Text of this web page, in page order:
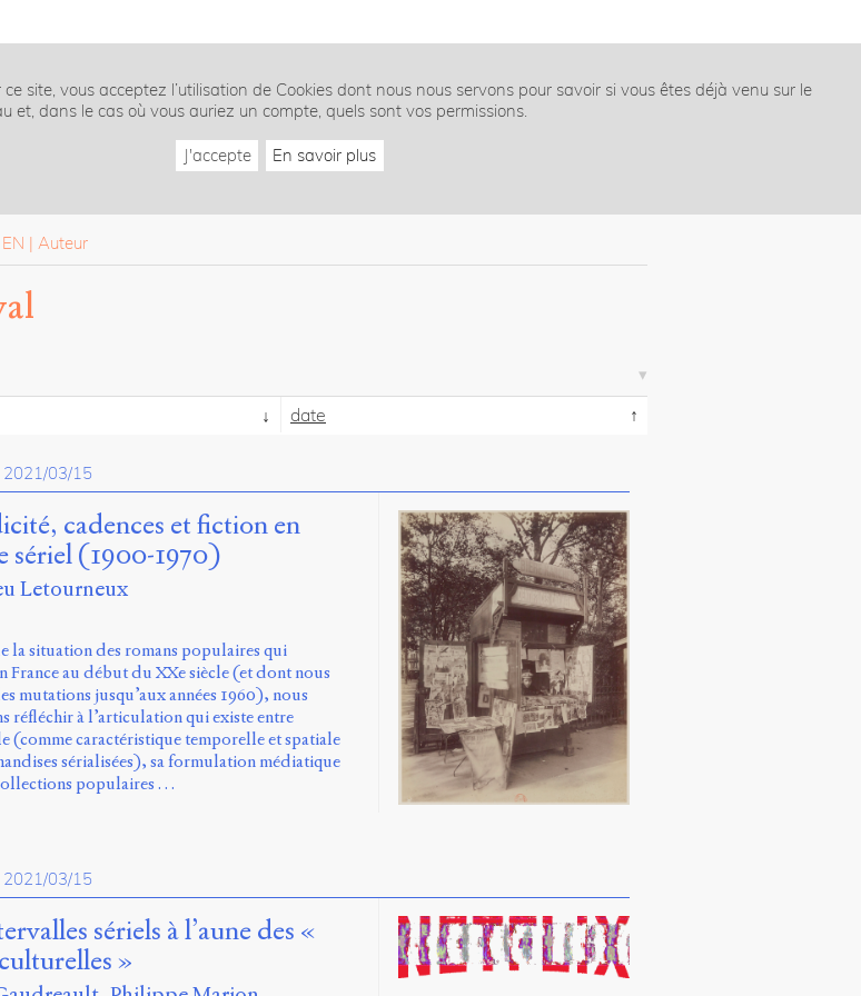
site, vous acceptez l’utilisation de Cookies dont nous nous servons pour savoir si vous êtes déjà venu sur le
et, dans le cas où vous auriez un compte, quels sont vos permissions.
J'accepte En savoir plus
EN Auteur
date
2021/03/15
cadences et fiction en
sériel (1900-1970)
Letourneux
la situation des romans populaires qui
France au début du XXe siècle (et dont nous
mutations jusqu’aux années 1960), nous
réfléchir à l’articulation qui existe entre
(comme caractéristique temporelle et spatiale
sérialisées), sa formulation médiatique
populaires …
2021/03/15
sériels à l’aune des «
»